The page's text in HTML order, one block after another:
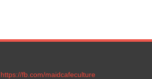
https://fb.com/maidcafeculture